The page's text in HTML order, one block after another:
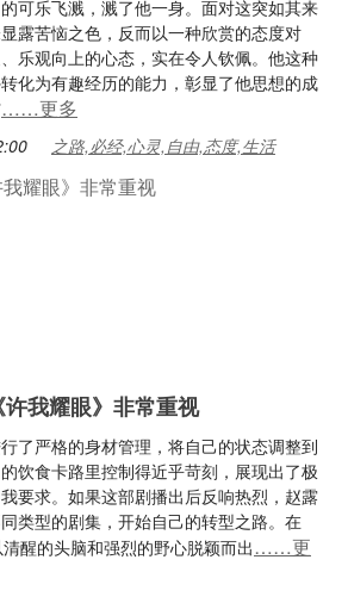
可乐飞溅，溅了他一身。面对这突如其来
露苦恼之色，反而以一种欣赏的态度对
乐观向上的心态，实在令人钦佩。他这种
化为有趣经历的能力，彰显了他思想的成
……更多
之路,必经,心灵,自由,态度,生活
我耀眼》非常重视
了严格的身材管理，将自己的状态调整到
饮食卡路里控制得近乎苛刻，展现出了极
要求。如果这部剧播出后反响热烈，赵露
类型的剧集，开始自己的转型之路。在
醒的头脑和强烈的野心脱颖而出……更